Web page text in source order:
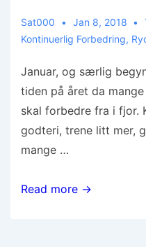
Sat000 Jan 8, 2018
Kontinuerlig Forbedring,
Januar, og særlig
tiden på året da
skal forbedre fra i fjor.
godteri, trene litt mer,
mange …
Read more →